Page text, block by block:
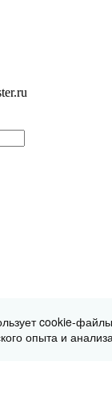
cookie-
опыта и